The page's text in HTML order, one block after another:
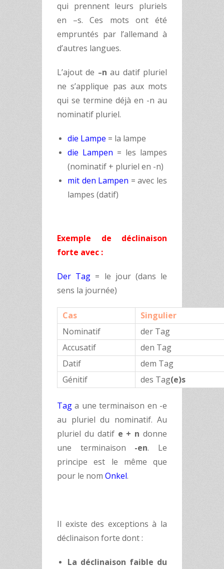
qui prennent leurs pluriels
en –s. Ces mots ont été
empruntés par l’allemand à
d’autres langues.
L’ajout de –n au datif pluriel
ne s’applique pas aux mots
qui se termine déjà en -n au
nominatif pluriel.
die Lampe = la lampe
die Lampen = les lampes
(nominatif + pluriel en -n)
mit den Lampen = avec les
lampes (datif)
Exemple de déclinaison
forte avec :
Der Tag = le jour (dans le
sens la journée)
Cas
Singulier
Nominatif
der Tag
Accusatif
den Tag
Datif
dem Tag
Génitif
des Tag(e)s
Tag a une terminaison en -e
au pluriel du nominatif. Au
pluriel du datif e + n donne
une terminaison -en. Le
principe est le même que
pour le nom Onkel.
Il existe des exceptions à la
déclinaison forte dont :
La déclinaison faible du